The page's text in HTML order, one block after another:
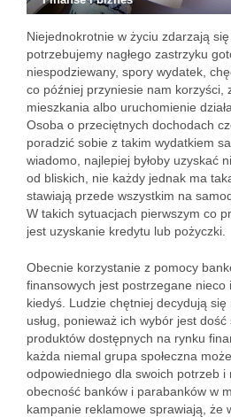
Niejednokrotnie w życiu zdarzają
potrzebujemy nagłego zastrzyku
niespodziewany, spory wydatek,
co później przyniesie nam korzyści,
mieszkania albo uruchomienie
Osoba o przeciętnych dochodach
poradzić sobie z takim wydatkiem
wiadomo, najlepiej byłoby uzyskać
od bliskich, nie każdy jednak ma
stawiają przede wszystkim na
W takich sytuacjach pierwszym co
jest uzyskanie kredytu lub pożyczki.
Obecnie korzystanie z pomocy
finansowych jest postrzegane nieco
kiedyś. Ludzie chętniej decydują
usług, ponieważ ich wybór jest
produktów dostępnych na rynku
każda niemal grupa społeczna
odpowiedniego dla swoich potrzeb i
obecność banków i parabanków w
kampanie reklamowe sprawiają, że